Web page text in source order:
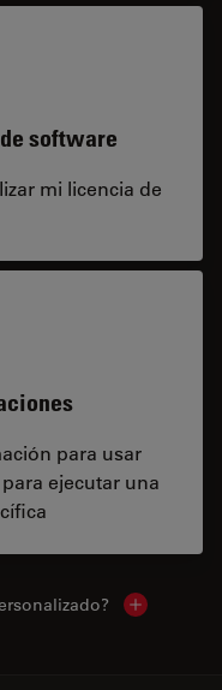
software
mi licencia de
para usar
ejecutar una
Show local